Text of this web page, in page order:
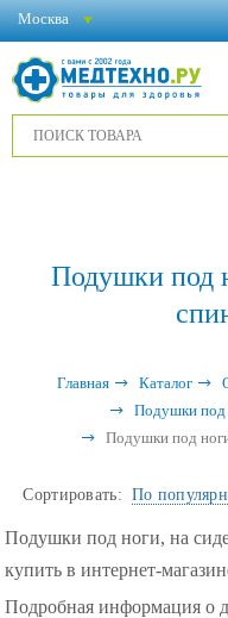
Москва
Подушки под
Главная Каталог
Подушки под
Подушки под
Сортировать: По
Подушки под ноги, на
купить в интернет-
Подробная информация о